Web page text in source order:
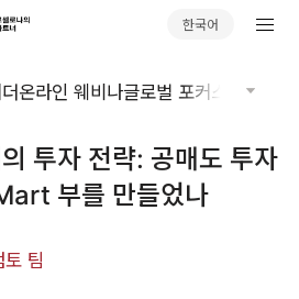
한국어
온라인 웨비나글로벌 포커스 기술적
투자 전략: 공매도 투자
부를 만들었나
팀